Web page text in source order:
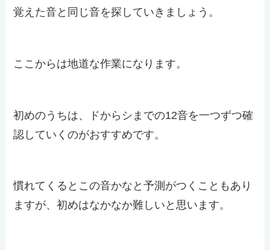
覚えた音と同じ音を探していきましょう。
ここからは地道な作業になります。
初めのうちは、ドからシまでの12音を一つずつ確
認していくのがおすすめです。
慣れてくるとこの音かなと予測がつくこともあり
ますが、初めはなかなか難しいと思います。